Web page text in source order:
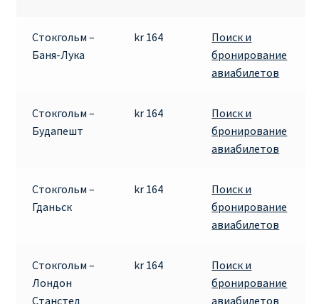
Авиабилеты Ryanair на Тенерифе от €15
АВИАБИЛЕТЫ ВИЛЬНЮС БАРСЕЛОНА
Акции RYANAIR из Варшавы
Акции RYANAIR из Каунаса
Стокгольм –
Баня-Лука
kr 164
Поиск и
бронирование
авиабилетов
Стокгольм –
Будапешт
kr 164
Поиск и
бронирование
авиабилетов
Стокгольм –
Гданьск
kr 164
Поиск и
бронирование
авиабилетов
Стокгольм –
Лондон
Станстед
kr 164
Поиск и
бронирование
авиабилетов